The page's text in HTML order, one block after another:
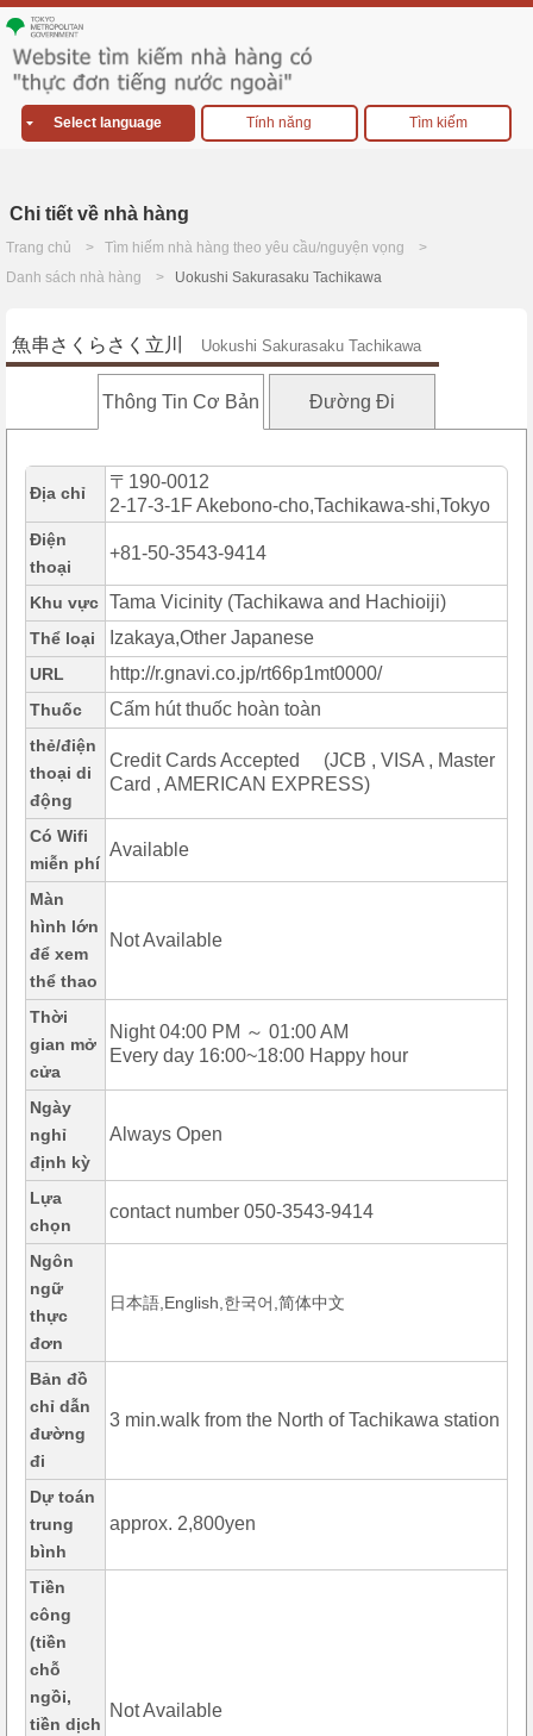
Select language Tính năng Tìm kiếm
Chi tiết về nhà hàng
Trang chủ
Tìm hiếm nhà hàng theo yêu cầu/nguyện vọng
Danh sách nhà hàng
Uokushi Sakurasaku Tachikawa
魚串さくらさく立川 Uokushi Sakurasaku Tachikawa
Thông Tin Cơ Bản Đường Đi
Địa chỉ
〒190-0012
2-17-3-1F Akebono-cho,Tachikawa-shi,Tokyo
Điện
thoại
+81-50-3543-9414
Khu vực Tama Vicinity (Tachikawa and Hachioiji)
Thể loại Izakaya,Other Japanese
URL http://r.gnavi.co.jp/rt66p1mt0000/
Thuốc Cấm hút thuốc hoàn toàn
thẻ/điện
thoại di
động
Credit Cards Accepted (JCB , VISA , Master
Card , AMERICAN EXPRESS)
Có Wifi
miễn phí
Available
Màn
hình lớn
để xem
thể thao
Not Available
Thời
gian mở
cửa
Night 04:00 PM ～ 01:00 AM
Every day 16:00~18:00 Happy hour
Ngày
nghỉ
định kỳ
Always Open
Lựa
chọn
contact number 050-3543-9414
Ngôn
ngữ
thực
đơn
日本語,English,한국어,简体中文
Bản đồ
chỉ dẫn
đường
đi
3 min.walk from the North of Tachikawa station
Dự toán
trung
bình
approx. 2,800yen
Tiền
công
(tiền
chỗ
ngồi,
tiền dịch
Not Available